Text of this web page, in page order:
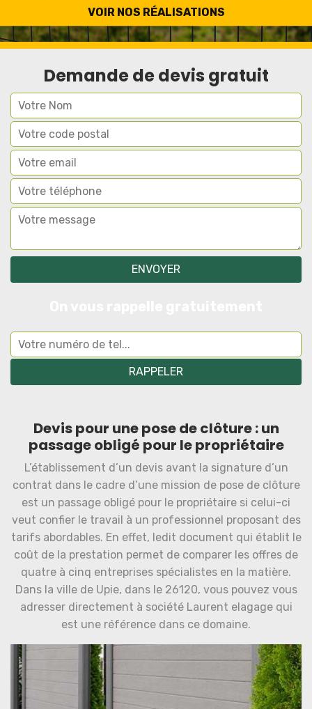
VOIR NOS RÉALISATIONS
Travail de qualité
Demande de devis gratuit
Devis pour une pose de clôture : un
passage obligé pour le propriétaire
L’établissement d’un devis avant la signature d’un
contrat dans le cadre d’une mission de pose de clôture
est un passage obligé pour le propriétaire si celui-ci
veut confier le travail à un professionnel proposant des
tarifs abordables. En effet, ledit document qui établit le
coût de la prestation permet de comparer les offres de
quatre à cinq entreprises spécialistes en la matière.
Dans la ville de Upie, dans le 26120, vous pouvez vous
adresser directement à société Laurent elagage qui
est une référence dans ce domaine.